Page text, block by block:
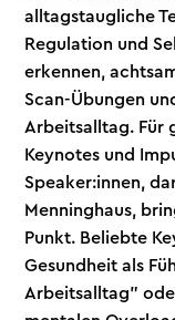
alltagstaugliche
Regulation und
erkennen,
Scan-Übungen
Arbeitsalltag. Für
Keynotes und
Speaker:innen,
Menninghaus,
Punkt. Beliebte
Gesundheit als
Arbeitsalltag"